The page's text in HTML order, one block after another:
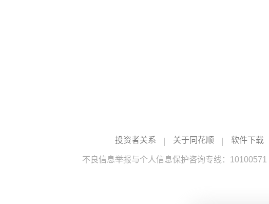
投资者关系 关于同花顺 软件下载
不良信息举报与个人信息保护咨询专线：10100571